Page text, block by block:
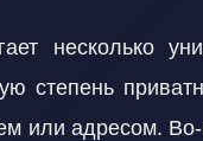
несколько
степень
или адресом. Во-